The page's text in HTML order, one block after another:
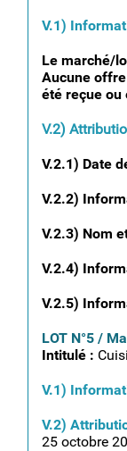
V.1)
Le marché/
Aucune
été reçue ou
V.2)
V.2.1) Date
V.2.2)
V.2.3) Nom
V.2.4)
V.2.5)
LOT N°5 /
Intitulé :
V.1)
V.2)
25 octobre